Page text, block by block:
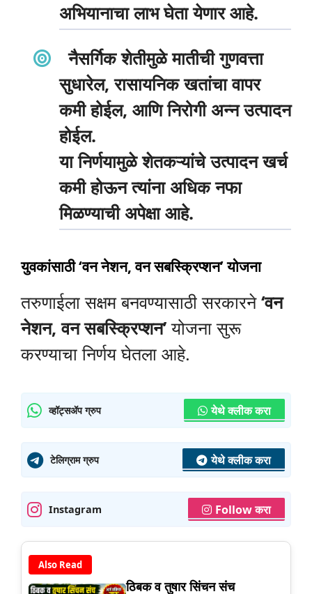
अभियानाचा लाभ घेता येणार आहे.
नैसर्गिक शेतीमुळे मातीची गुणवत्ता
सुधारेल, रासायनिक खतांचा वापर
कमी होईल, आणि निरोगी अन्न उत्पादन
होईल.
या निर्णयामुळे शेतकऱ्यांचे उत्पादन खर्च
कमी होऊन त्यांना अधिक नफा
मिळण्याची अपेक्षा आहे.
युवकांसाठी ‘वन नेशन, वन सबस्क्रिप्शन’ योजना
तरुणाईला सक्षम बनवण्यासाठी सरकारने‘वन
नेशन, वन सबस्क्रिप्शन’योजना सुरू
करण्याचा निर्णय घेतला आहे.
व्हॉट्सॲप ग्रुप येथे क्लीक करा
टेलिग्राम ग्रुप येथे क्लीक करा
Instagram Follow करा
Also Read
ठिबक व तुषार सिंचन संच